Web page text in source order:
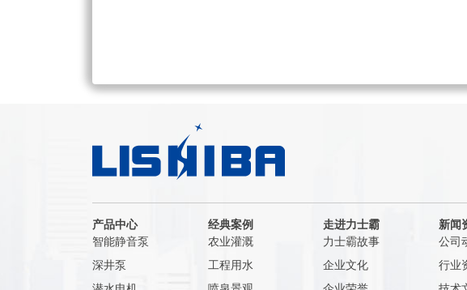
产品中心
智能静音泵
深井泵
经典案例
农业灌溉
工程用水
走进力士霸
力士霸故事
企业文化
新闻
公司
行业